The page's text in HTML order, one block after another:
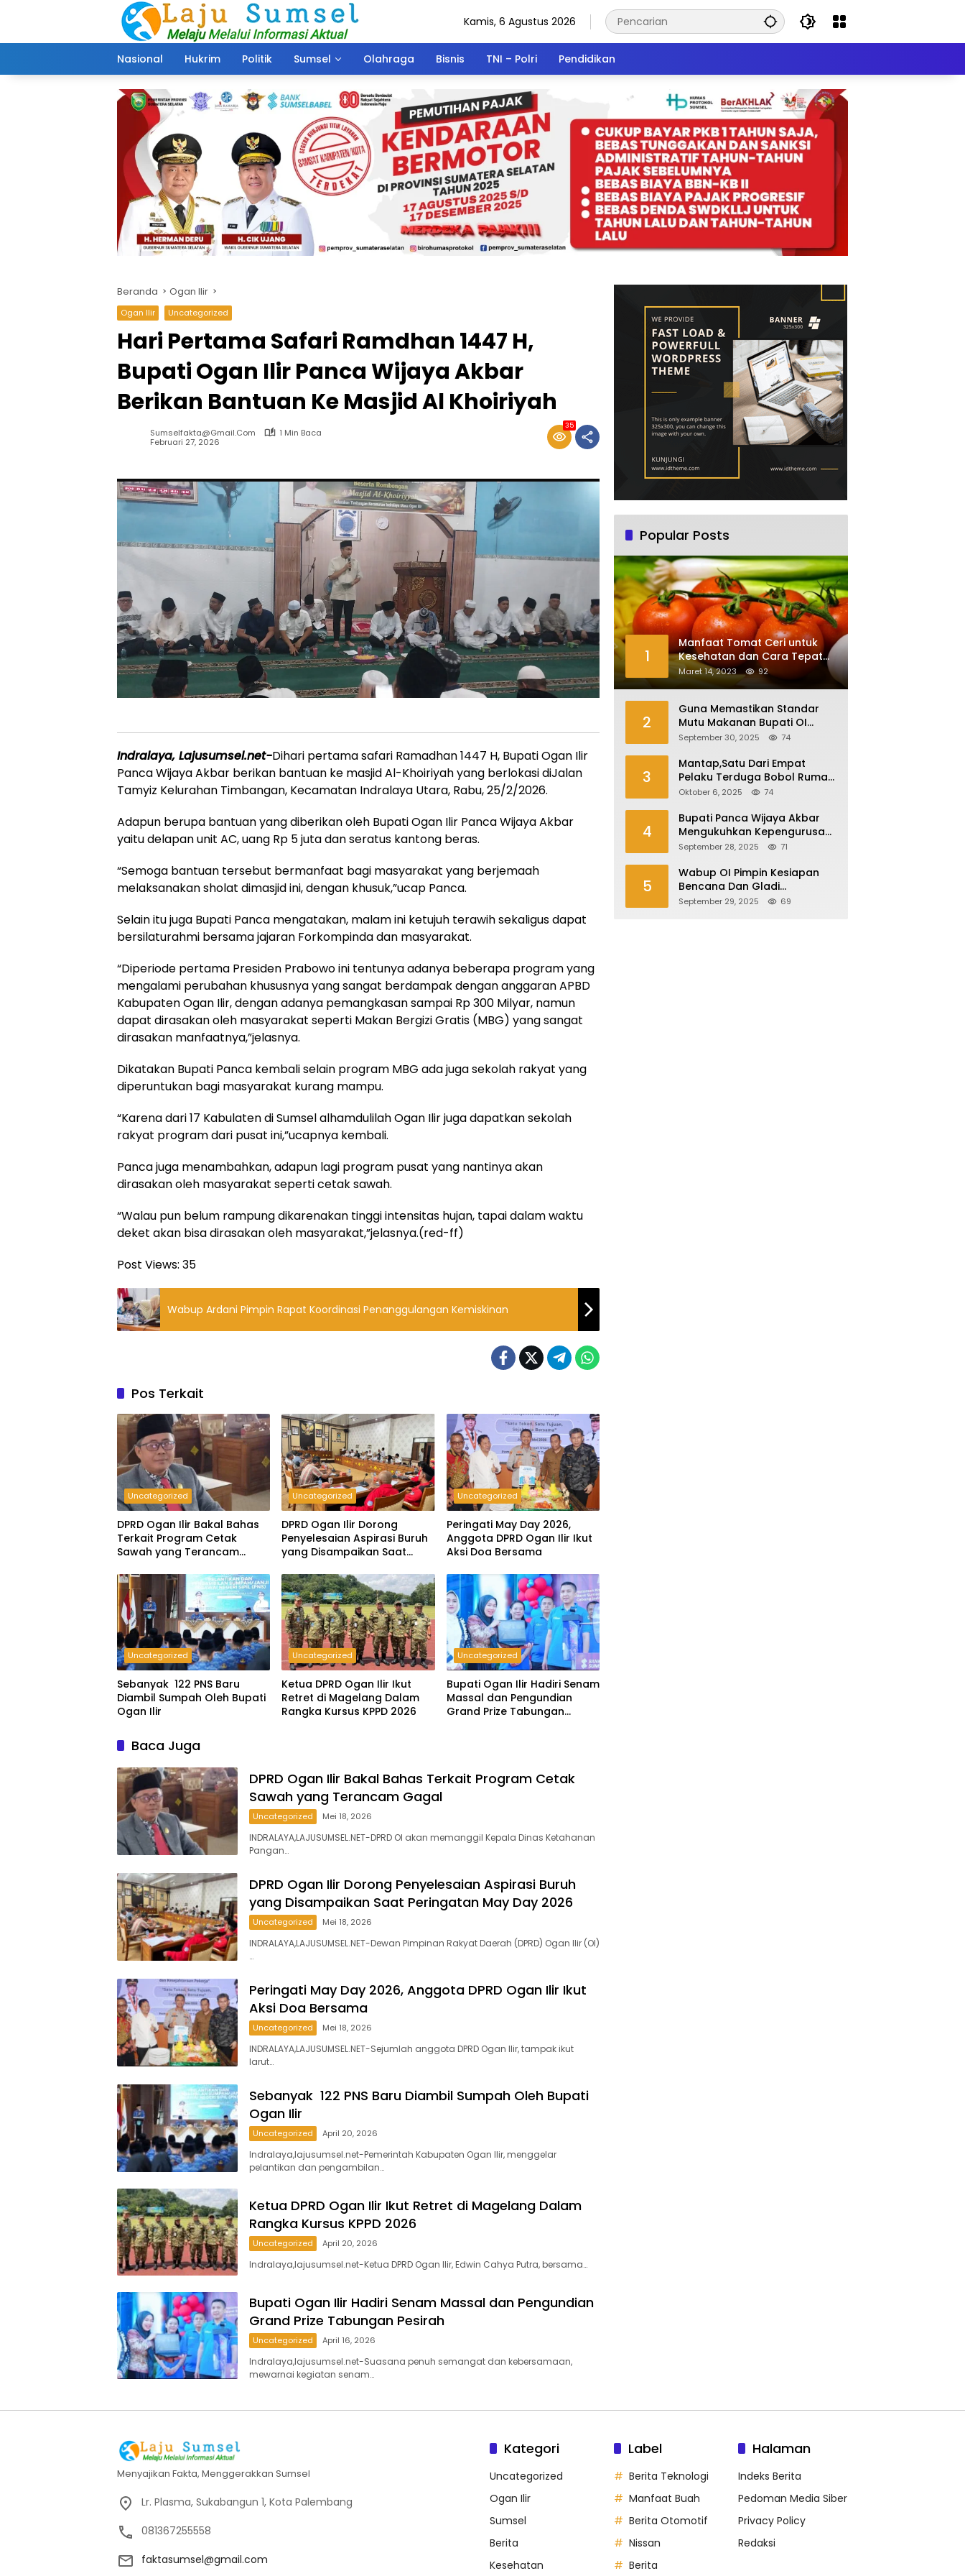
Kamis, 6 Agustus 2026
Nasional Hukrim Politik Sumsel Olahraga Bisnis TNI – Polri Pendidikan
Beranda Ogan Ilir
Ogan Ilir Uncategorized
Hari Pertama Safari Ramdhan 1447 H,
Bupati Ogan Ilir Panca Wijaya Akbar
Berikan Bantuan Ke Masjid Al Khoiriyah
Sumselfakta@gmail.com
1 Min Baca
Februari 27, 2026
35
Indralaya, Lajusumsel.net-Dihari pertama safari Ramadhan 1447 H, Bupati Ogan Ilir
Panca Wijaya Akbar berikan bantuan ke masjid Al-Khoiriyah yang berlokasi diJalan
Tamyiz Kelurahan Timbangan, Kecamatan Indralaya Utara, Rabu, 25/2/2026.
Adapun berupa bantuan yang diberikan oleh Bupati Ogan Ilir Panca Wijaya Akbar
yaitu delapan unit AC, uang Rp 5 juta dan seratus kantong beras.
“Semoga bantuan tersebut bermanfaat bagi masyarakat yang berjemaah
melaksanakan sholat dimasjid ini, dengan khusuk,”ucap Panca.
Selain itu juga Bupati Panca mengatakan, malam ini ketujuh terawih sekaligus dapat
bersilaturahmi bersama jajaran Forkompinda dan masyarakat.
“Diperiode pertama Presiden Prabowo ini tentunya adanya beberapa program yang
mengalami perubahan khususnya yang sangat berdampak dengan anggaran APBD
Kabupaten Ogan Ilir, dengan adanya pemangkasan sampai Rp 300 Milyar, namun
dapat dirasakan oleh masyarakat seperti Makan Bergizi Gratis (MBG) yang sangat
dirasakan manfaatnya,”jelasnya.
Dikatakan Bupati Panca kembali selain program MBG ada juga sekolah rakyat yang
diperuntukan bagi masyarakat kurang mampu.
“Karena dari 17 Kabulaten di Sumsel alhamdulilah Ogan Ilir juga dapatkan sekolah
rakyat program dari pusat ini,”ucapnya kembali.
Panca juga menambahkan, adapun lagi program pusat yang nantinya akan
dirasakan oleh masyarakat seperti cetak sawah.
“Walau pun belum rampung dikarenakan tinggi intensitas hujan, tapai dalam waktu
deket akan bisa dirasakan oleh masyarakat,”jelasnya.(red-ff)
Post Views: 35
Wabup Ardani Pimpin Rapat Koordinasi Penanggulangan Kemiskinan
Pos Terkait
Uncategorized
DPRD Ogan Ilir Bakal Bahas
Terkait Program Cetak
Sawah yang Terancam
Uncategorized
DPRD Ogan Ilir Dorong
Penyelesaian Aspirasi Buruh
yang Disampaikan Saat
Uncategorized
Peringati May Day 2026,
Anggota DPRD Ogan Ilir Ikut
Aksi Doa Bersama
Uncategorized
Sebanyak 122 PNS Baru
Diambil Sumpah Oleh Bupati
Ogan Ilir
Uncategorized
Ketua DPRD Ogan Ilir Ikut
Retret di Magelang Dalam
Rangka Kursus KPPD 2026
Uncategorized
Bupati Ogan Ilir Hadiri Senam
Massal dan Pengundian
Grand Prize Tabungan
Baca Juga
DPRD Ogan Ilir Bakal Bahas Terkait Program Cetak
Sawah yang Terancam Gagal
Uncategorized Mei 18, 2026
INDRALAYA,LAJUSUMSEL.NET-DPRD OI akan memanggil Kepala Dinas Ketahanan
Pangan…
DPRD Ogan Ilir Dorong Penyelesaian Aspirasi Buruh
yang Disampaikan Saat Peringatan May Day 2026
Uncategorized Mei 18, 2026
INDRALAYA,LAJUSUMSEL.NET-Dewan Pimpinan Rakyat Daerah (DPRD) Ogan Ilir (OI)
…
Peringati May Day 2026, Anggota DPRD Ogan Ilir Ikut
Aksi Doa Bersama
Uncategorized Mei 18, 2026
INDRALAYA,LAJUSUMSEL.NET-Sejumlah anggota DPRD Ogan Ilir, tampak ikut
larut…
Sebanyak 122 PNS Baru Diambil Sumpah Oleh Bupati
Ogan Ilir
Uncategorized April 20, 2026
Indralaya,lajusumsel.net-Pemerintah Kabupaten Ogan Ilir, menggelar
pelantikan dan pengambilan…
Ketua DPRD Ogan Ilir Ikut Retret di Magelang Dalam
Rangka Kursus KPPD 2026
Uncategorized April 20, 2026
Indralaya,lajusumsel.net-Ketua DPRD Ogan Ilir, Edwin Cahya Putra, bersama…
Bupati Ogan Ilir Hadiri Senam Massal dan Pengundian
Grand Prize Tabungan Pesirah
Uncategorized April 16, 2026
Indralaya,lajusumsel.net-Suasana penuh semangat dan kebersamaan,
mewarnai kegiatan senam…
Popular Posts
1
Manfaat Tomat Ceri untuk
Kesehatan dan Cara Tepat
Mengonsumsinya
Maret 14, 2023 92
2
Guna Memastikan Standar
Mutu Makanan Bupati OI
Sidak Dapur MBG
September 30, 2025 74
3
Mantap,Satu Dari Empat
Pelaku Terduga Bobol Rumah
Di Plaju Ditangkap
Oktober 6, 2025 74
4
Bupati Panca Wijaya Akbar
Mengukuhkan Kepengurusan
Forum Komunikasi Kepala
Periode 2025-2027
September 28, 2025 71
5
Wabup OI Pimpin Kesiapan
Bencana Dan Gladi
Kesiapsiagaan Bencana Asap
September 29, 2025 69
Menyajikan Fakta, Menggerakkan Sumsel
Lr. Plasma, Sukabangun 1, Kota Palembang
081367255558
faktasumsel@gmail.com
Kategori
Uncategorized
Ogan Ilir
Sumsel
Berita
Kesehatan
Label
Berita Teknologi
Manfaat Buah
Berita Otomotif
Nissan
Berita
Halaman
Indeks Berita
Pedoman Media Siber
Privacy Policy
Redaksi